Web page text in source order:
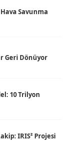
Hava Savunma
Geri Dönüyor
10 Trilyon
IRIS² Projesi